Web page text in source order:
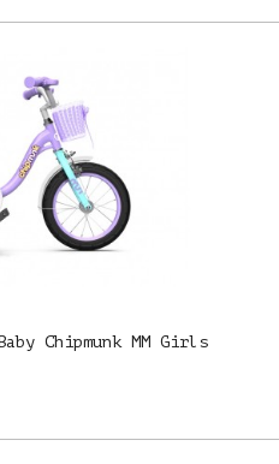
Chipmunk MM Girls